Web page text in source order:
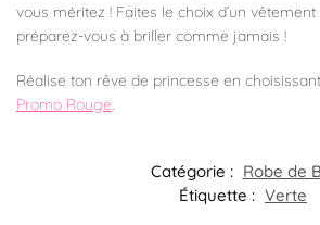
vous méritez ! Faites le choix d’un
préparez-vous à briller comme jamais !
Réalise ton rêve de princesse en
Promo Rouge
Catégorie : Robe de
Étiquette : Verte